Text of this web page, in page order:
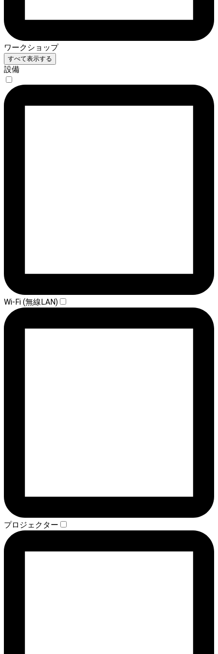
ワークショップ
すべて表示する
設備
Wi-Fi (無線LAN)
プロジェクター